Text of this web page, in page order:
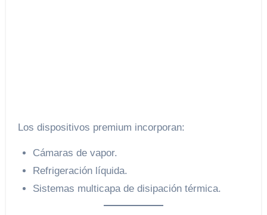
Los dispositivos premium incorporan:
Cámaras de vapor.
Refrigeración líquida.
Sistemas multicapa de disipación térmica.